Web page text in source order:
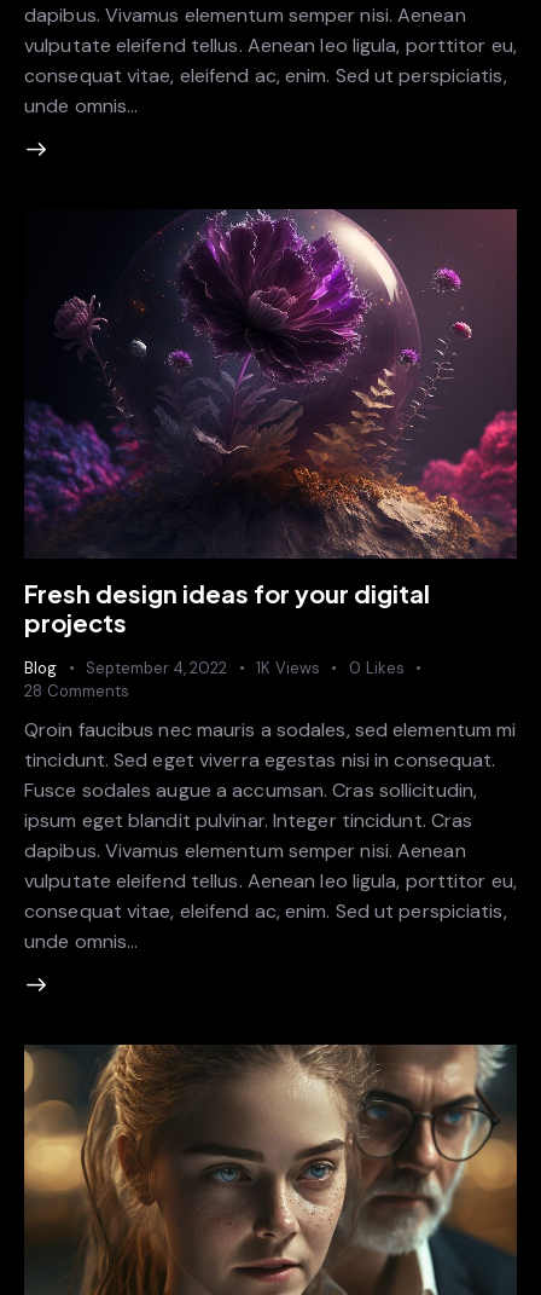
dapibus. Vivamus elementum semper nisi. Aenean
vulputate eleifend tellus. Aenean leo ligula, porttitor eu,
consequat vitae, eleifend ac, enim. Sed ut perspiciatis,
unde omnis…
Fresh design ideas for your digital
projects
Blog September 4, 2022 1K Views 0 Likes
28 Comments
Qroin faucibus nec mauris a sodales, sed elementum mi
tincidunt. Sed eget viverra egestas nisi in consequat.
Fusce sodales augue a accumsan. Cras sollicitudin,
ipsum eget blandit pulvinar. Integer tincidunt. Cras
dapibus. Vivamus elementum semper nisi. Aenean
vulputate eleifend tellus. Aenean leo ligula, porttitor eu,
consequat vitae, eleifend ac, enim. Sed ut perspiciatis,
unde omnis…